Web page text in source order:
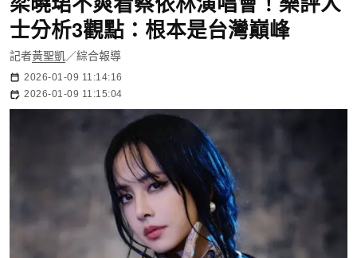
士分析3觀點：根本是台灣巔峰
記者黃聖凱／綜合報導
2026-01-09 11:14:16
2026-01-09 11:15:04